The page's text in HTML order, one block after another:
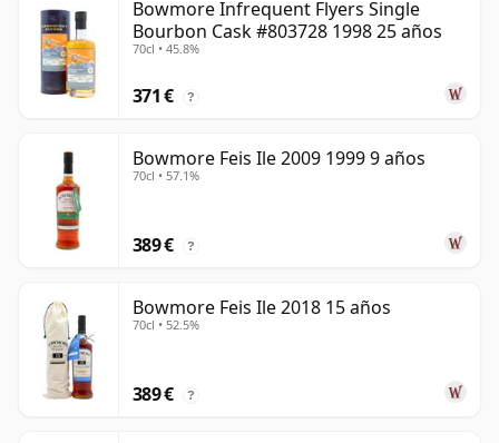
Bowmore Infrequent Flyers Single
Bourbon Cask #803728 1998 25 años
70cl • 45.8%
371 € ?
Bowmore Feis Ile 2009 1999 9 años
70cl • 57.1%
389 € ?
Bowmore Feis Ile 2018 15 años
70cl • 52.5%
389 € ?